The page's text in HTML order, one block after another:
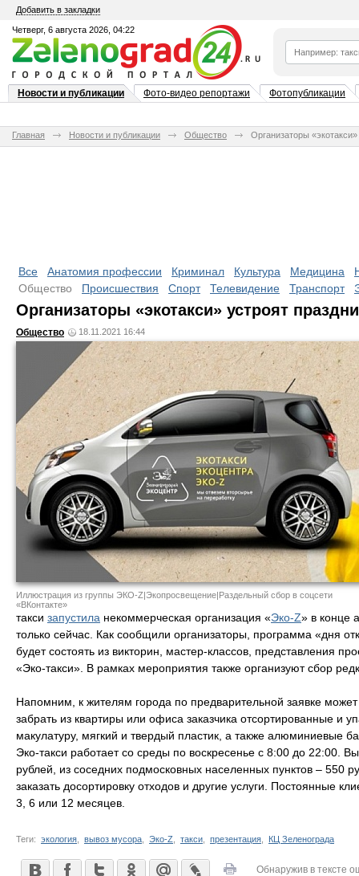
Добавить в закладки
Четверг, 6 августа 2026, 04:22
Новости и публикации Фото-видео репортажи Фотопубликации
Главная Новости и публикации Общество Организаторы
Все Анатомия профессии Криминал Культура Медицина
Общество
Происшествия Спорт Телевидение Транспорт
Организаторы «экотакси» устроят
Общество 18.11.2021 16:44
Иллюстрация из группы ЭКО-Z|Экопросвещение|Раздельный сбор в соцсети
«ВКонтакте»
такси запустила некоммерческая организация «Эко-Z» в конце
только сейчас. Как сообщили организаторы, программа «дня
будет состоять из викторин, мастер-классов, представления
«Эко-такси». В рамках мероприятия также организуют сбор
Напомним, к жителям города по предварительной заявке
забрать из квартиры или офиса заказчика отсортированные и
макулатуру, мягкий и твердый пластик, а также алюминиевые
Эко-такси работает со среды по воскресенье с 8:00 до 22:00.
рублей, из соседних подмосковных населенных пунктов – 550
заказать досортировку отходов и другие услуги. Постоянные
3, 6 или 12 месяцев.
Теги: экология вывоз мусора Эко-Z такси презентация КЦ Зеленограда
Обнаружив в тексте